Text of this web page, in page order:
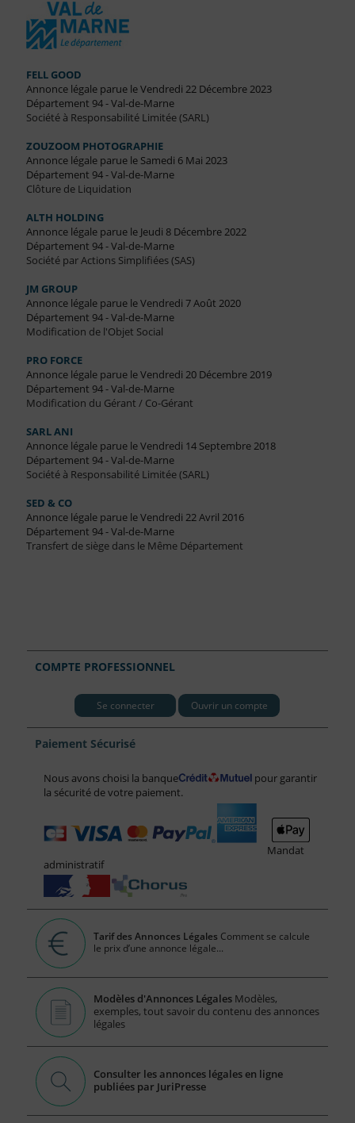
FELL GOOD
Annonce légale parue le Vendredi 22 Décembre 2023
Département 94 - Val-de-Marne
Société à Responsabilité Limitée (SARL)
ZOUZOOM PHOTOGRAPHIE
Annonce légale parue le Samedi 6 Mai 2023
Département 94 - Val-de-Marne
Clôture de Liquidation
ALTH HOLDING
Annonce légale parue le Jeudi 8 Décembre 2022
Département 94 - Val-de-Marne
Société par Actions Simplifiées (SAS)
JM GROUP
Annonce légale parue le Vendredi 7 Août 2020
Département 94 - Val-de-Marne
Modification de l'Objet Social
PRO FORCE
Annonce légale parue le Vendredi 20 Décembre 2019
Département 94 - Val-de-Marne
Modification du Gérant / Co-Gérant
SARL ANI
Annonce légale parue le Vendredi 14 Septembre 2018
Département 94 - Val-de-Marne
Société à Responsabilité Limitée (SARL)
SED & CO
Annonce légale parue le Vendredi 22 Avril 2016
Département 94 - Val-de-Marne
Transfert de siège dans le Même Département
COMPTE PROFESSIONNEL
Se connecter Ouvrir un compte
Paiement Sécurisé
Nous avons choisi la banque
pour garantir
la sécurité de votre paiement.
Mandat
administratif
Tarif des Annonces Légales Comment se calcule
le prix d’une annonce légale...
Modèles d'Annonces Légales Modèles,
exemples, tout savoir du contenu des annonces
légales
Consulter les annonces légales en ligne
publiées par JuriPresse